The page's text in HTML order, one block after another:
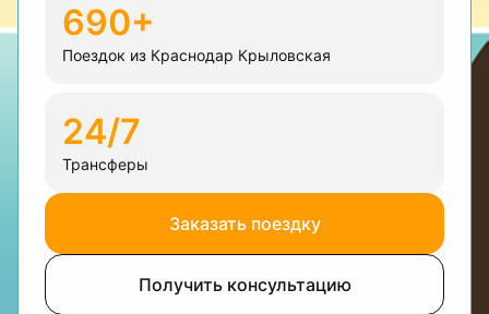
690+
Поездок из Краснодар Крыловская
24/7
Трансферы
Заказать поездку
Получить консультацию